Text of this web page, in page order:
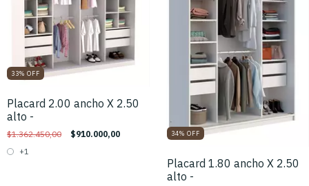
33% OFF
Placard 2.00 ancho X 2.50
alto -
$1.362.450,00 $910.000,00
+1
34% OFF
Placard 1.80 ancho X 2.50
alto -